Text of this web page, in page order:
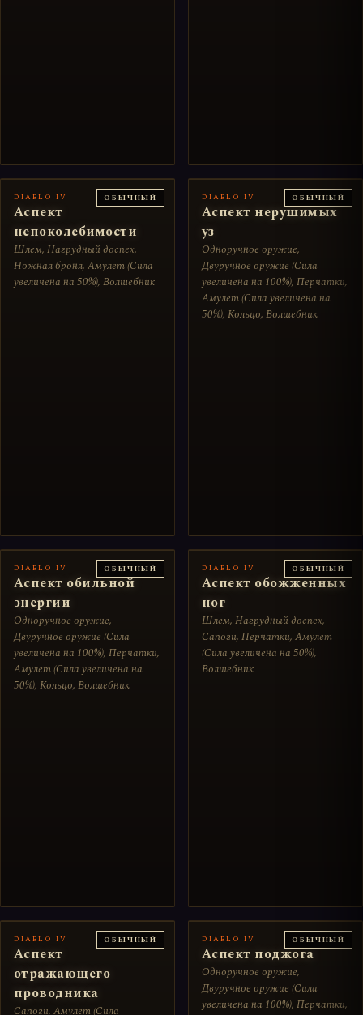
ОБЫЧНЫЙ
DIABLO IV
Аспект
непоколебимости
Шлем, Нагрудный доспех,
Ножная броня, Амулет (Сила
увеличена на 50%), Волшебник
ОБЫЧНЫЙ
DIABLO IV
Аспект нерушимых
уз
Одноручное оружие,
Двуручное оружие (Сила
увеличена на 100%), Перчатки,
Амулет (Сила увеличена на
50%), Кольцо, Волшебник
ОБЫЧНЫЙ
DIABLO IV
Аспект обильной
энергии
Одноручное оружие,
Двуручное оружие (Сила
увеличена на 100%), Перчатки,
Амулет (Сила увеличена на
50%), Кольцо, Волшебник
ОБЫЧНЫЙ
DIABLO IV
Аспект обожженных
ног
Шлем, Нагрудный доспех,
Сапоги, Перчатки, Амулет
(Сила увеличена на 50%),
Волшебник
ОБЫЧНЫЙ
DIABLO IV
Аспект
отражающего
проводника
Сапоги, Амулет (Сила
ОБЫЧНЫЙ
DIABLO IV
Аспект поджога
Одноручное оружие,
Двуручное оружие (Сила
увеличена на 100%), Перчатки,